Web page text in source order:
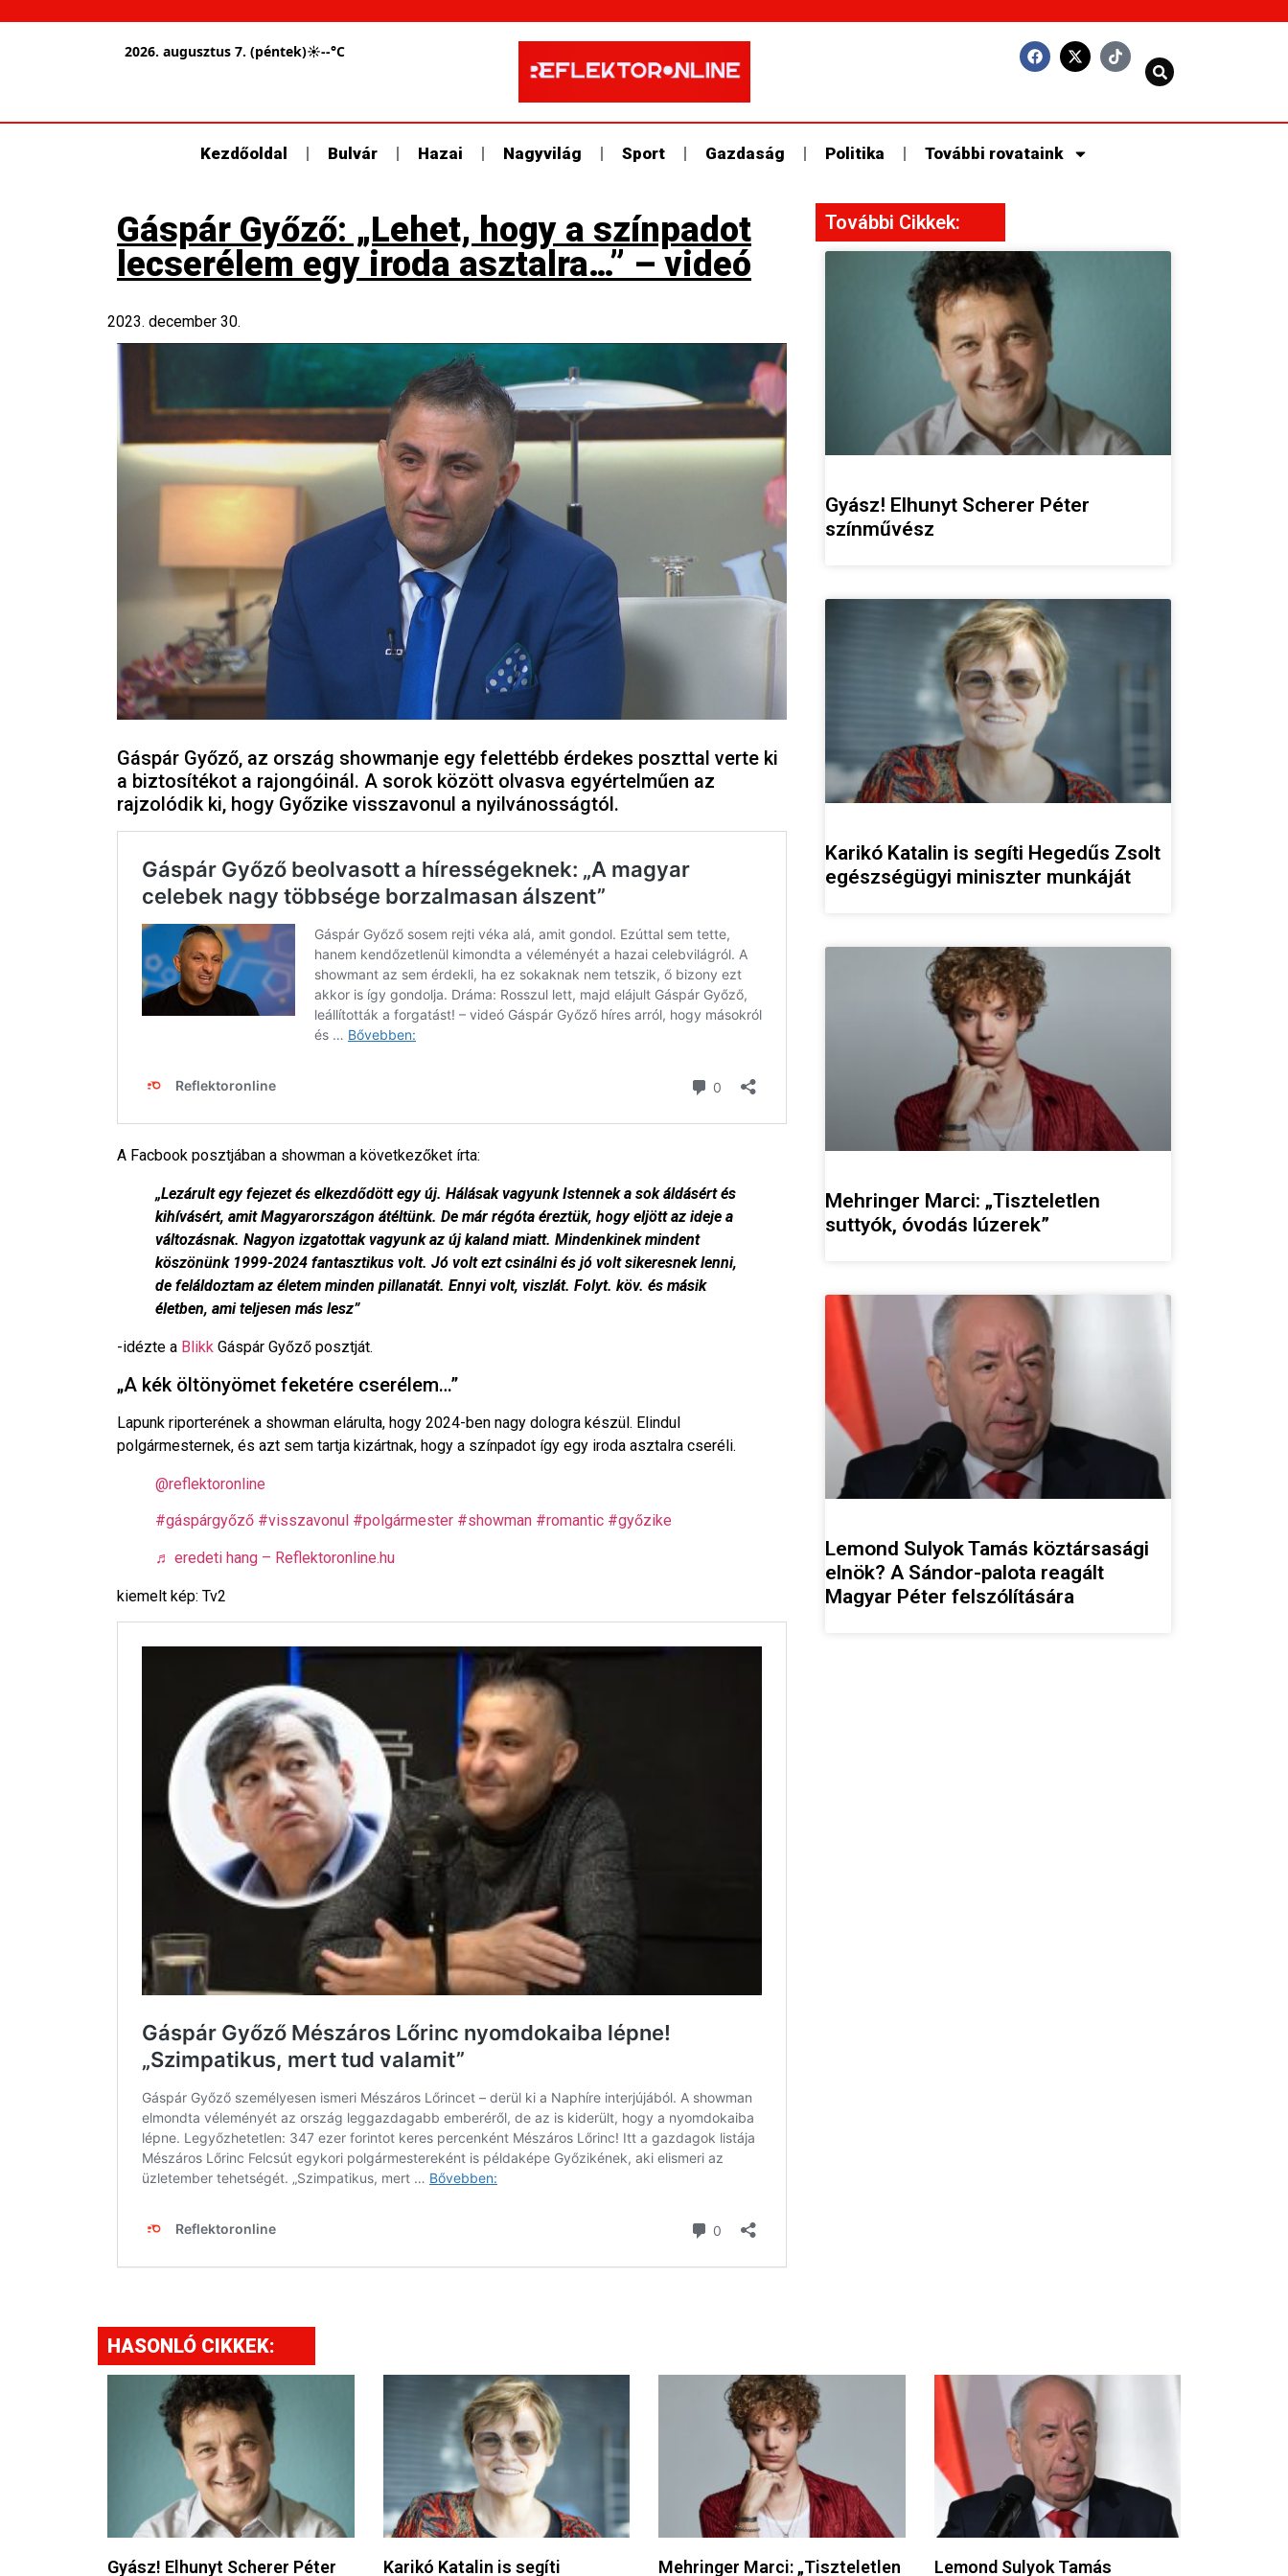
2026. augusztus 7. (péntek)☀--°C
Kezdőoldal Bulvár Hazai Nagyvilág Sport Gazdaság Politika További rovataink
Gáspár Győző: „Lehet, hogy a színpadot
lecserélem egy iroda asztalra…” – videó
2023. december 30.
Gáspár Győző, az ország showmanje egy felettébb érdekes poszttal verte ki
a biztosítékot a rajongóinál. A sorok között olvasva egyértelműen az
rajzolódik ki, hogy Győzike visszavonul a nyilvánosságtól.
A Facbook posztjában a showman a következőket írta:
„Lezárult egy fejezet és elkezdődött egy új. Hálásak vagyunk Istennek a sok áldásért és
kihívásért, amit Magyarországon átéltünk. De már régóta éreztük, hogy eljött az ideje a
változásnak. Nagyon izgatottak vagyunk az új kaland miatt. Mindenkinek mindent
köszönünk 1999-2024 fantasztikus volt. Jó volt ezt csinálni és jó volt sikeresnek lenni,
de feláldoztam az életem minden pillanatát. Ennyi volt, viszlát. Folyt. köv. és másik
életben, ami teljesen más lesz”
-idézte a Blikk Gáspár Győző posztját.
„A kék öltönyömet feketére cserélem…”
Lapunk riporterének a showman elárulta, hogy 2024-ben nagy dologra készül. Elindul
polgármesternek, és azt sem tartja kizártnak, hogy a színpadot így egy iroda asztalra cseréli.
@reflektoronline
#gáspárgyőző #visszavonul #polgármester #showman #romantic #győzike
♬ eredeti hang – Reflektoronline.hu
kiemelt kép: Tv2
További Cikkek:
Gyász! Elhunyt Scherer Péter
színművész
Karikó Katalin is segíti Hegedűs Zsolt
egészségügyi miniszter munkáját
Mehringer Marci: „Tiszteletlen
suttyók, óvodás lúzerek”
Lemond Sulyok Tamás köztársasági
elnök? A Sándor-palota reagált
Magyar Péter felszólítására
HASONLÓ CIKKEK:
Gyász! Elhunyt Scherer Péter Karikó Katalin is segíti Mehringer Marci: „Tiszteletlen Lemond Sulyok Tamás